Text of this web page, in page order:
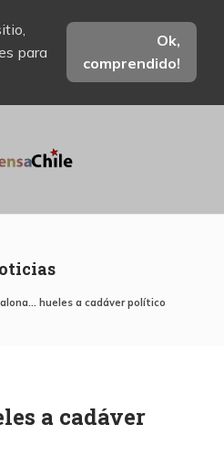
para
Ok,
comprendido!
hueles a cadáver político
a cadáver